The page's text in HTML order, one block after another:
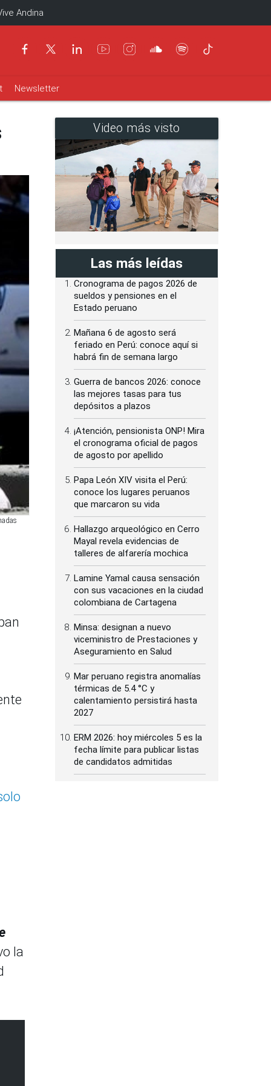
Andina
Newsletter
la
Video más visto
Las más leídas
Cronograma de pagos 2026 de
sueldos y pensiones en el
Estado peruano
Mañana 6 de agosto será
feriado en Perú: conoce aquí si
habrá fin de semana largo
Guerra de bancos 2026: conoce
las mejores tasas para tus
depósitos a plazos
¡Atención, pensionista ONP! Mira
el cronograma oficial de pagos
de agosto por apellido
Papa León XIV visita el Perú:
conoce los lugares peruanos
que marcaron su vida
Hallazgo arqueológico en Cerro
Mayal revela evidencias de
talleres de alfarería mochica
Lamine Yamal causa sensación
con sus vacaciones en la ciudad
colombiana de Cartagena
Minsa: designan a nuevo
viceministro de Prestaciones y
Aseguramiento en Salud
Mar peruano registra anomalías
térmicas de 5.4 °C y
calentamiento persistirá hasta
2027
ERM 2026: hoy miércoles 5 es la
fecha límite para publicar listas
de candidatos admitidas